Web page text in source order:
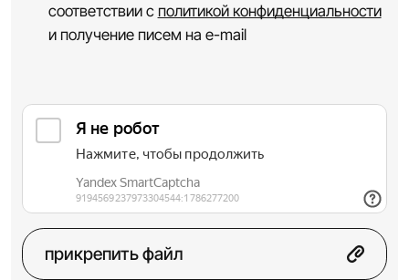
соответствии с политикой конфиденциальности
и получение писем на e-mail
прикрепить файл